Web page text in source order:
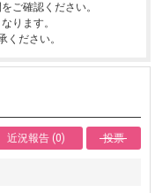
ご確認ください。
ります。
ださい。
近況報告 (0) 投票